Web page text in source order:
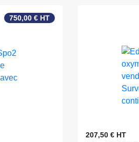
750,00 € HT
207,50 € HT